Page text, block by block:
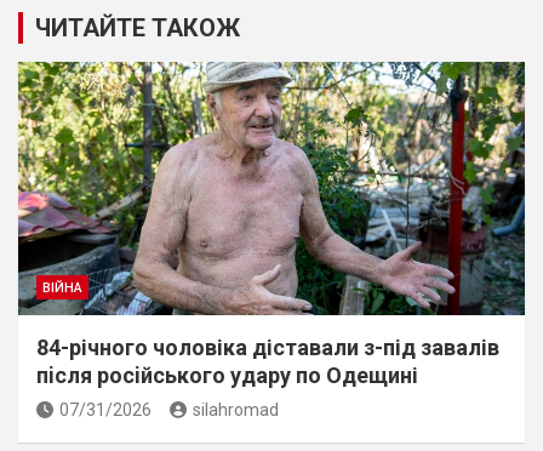
ЧИТАЙТЕ ТАКОЖ
ВІЙНА
84-річного чоловіка діставали з-під завалів
пiсля росiйського удару по Одещині
07/31/2026 silahromad